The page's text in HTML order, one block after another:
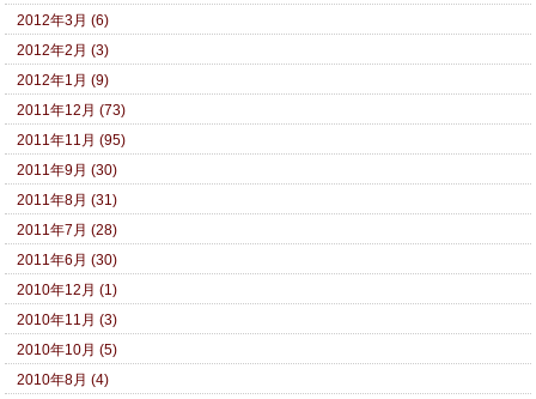
2012年3月 (6)
2012年2月 (3)
2012年1月 (9)
2011年12月 (73)
2011年11月 (95)
2011年9月 (30)
2011年8月 (31)
2011年7月 (28)
2011年6月 (30)
2010年12月 (1)
2010年11月 (3)
2010年10月 (5)
2010年8月 (4)